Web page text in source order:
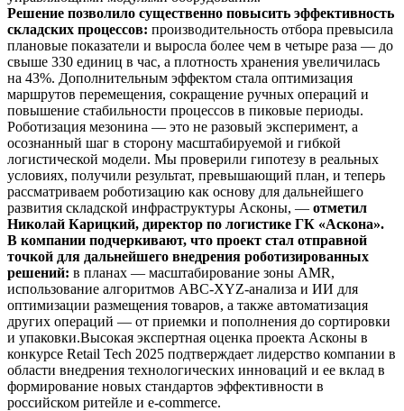
Решение позволило существенно повысить эффективность
складских процессов: производительность отбора превысила
плановые показатели и выросла более чем в четыре раза — до
свыше 330 единиц в час, а плотность хранения увеличилась
на 43%. Дополнительным эффектом стала оптимизация
маршрутов перемещения, сокращение ручных операций и
повышение стабильности процессов в пиковые периоды.
Роботизация мезонина — это не разовый эксперимент, а
осознанный шаг в сторону масштабируемой и гибкой
логистической модели. Мы проверили гипотезу в реальных
условиях, получили результат, превышающий план, и теперь
рассматриваем роботизацию как основу для дальнейшего
развития складской инфраструктуры Асконы, — отметил
Николай Карицкий, директор по логистике ГК «Аскона».
В компании подчеркивают, что проект стал отправной
точкой для дальнейшего внедрения роботизированных
решений: в планах — масштабирование зоны AMR,
использование алгоритмов ABC-XYZ-анализа и ИИ для
оптимизации размещения товаров, а также автоматизация
других операций — от приемки и пополнения до сортировки
и упаковки.Высокая экспертная оценка проекта Асконы в
конкурсе Retail Tech 2025 подтверждает лидерство компании в
области внедрения технологических инноваций и ее вклад в
формирование новых стандартов эффективности в
российском ритейле и e-commerce.